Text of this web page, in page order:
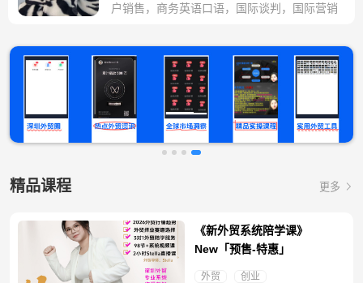
户销售，商务英语口语，国际谈判，国际营销
精品课程 更多
《新外贸系统陪学课》
New「预售-特惠」
外贸 创业